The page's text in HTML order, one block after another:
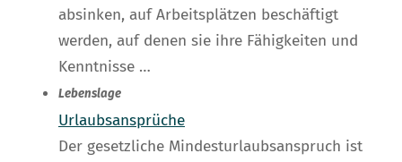
absinken, auf Arbeitsplätzen beschäftigt
werden, auf denen sie ihre Fähigkeiten und
Kenntnisse …
Lebenslage
Urlaubsansprüche
Der gesetzliche Mindesturlaubsanspruch ist